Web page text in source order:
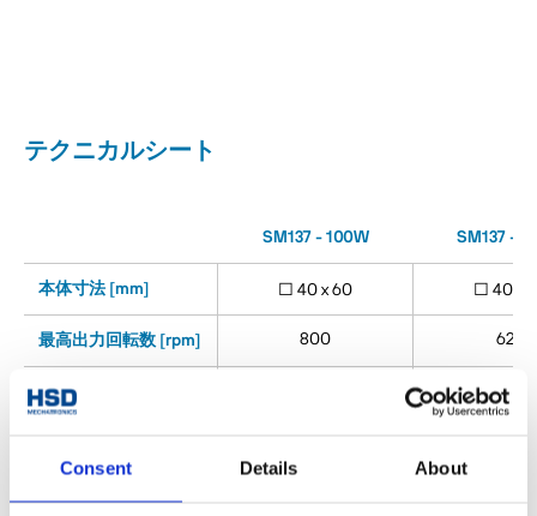
Consent Details About
テクニカルシート
SM137 - 100W SM137 -
本体寸法 [mm] □ 40 x 60 □ 40 x
最高出力回転数 [rpm] 800 625
定格出力トルク S1
[Nm]
2
定格出力 S1 [kW]